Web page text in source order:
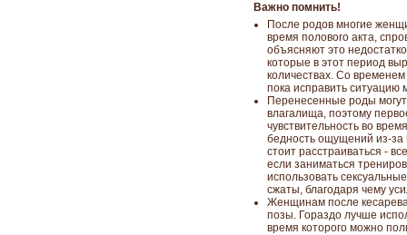
Важно помнить!
После родов многие
время полового акта,
объясняют это
которые в этот период
количествах. Со
пока исправить
Перенесенные роды
влагалища, поэтому
чувствительность во
бедность ощущений из-за
стоит расстраиваться -
если заниматься
использовать
сжаты, благодаря чему
Женщинам после
позы. Гораздо лучше
время которого можно